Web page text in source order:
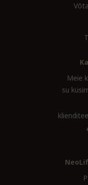
Meie
su